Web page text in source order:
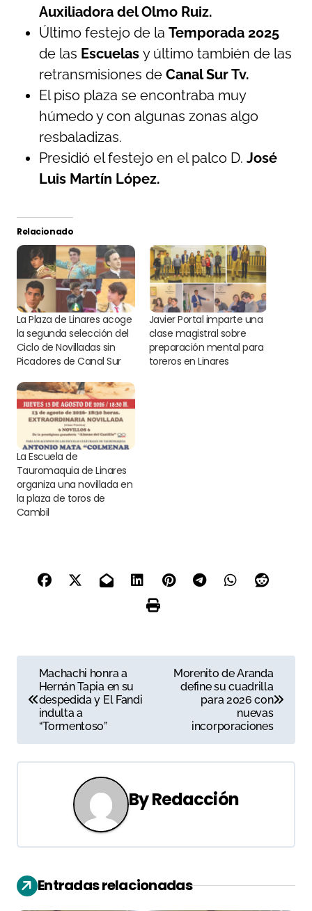
Auxiliadora del Olmo Ruiz.
Último festejo de la Temporada 2025
de las Escuelas y último también de las
retransmisiones de Canal Sur Tv.
El piso plaza se encontraba muy
húmedo y con algunas zonas algo
resbaladizas.
Presidió el festejo en el palco D. José
Luis Martín López.
Relacionado
La Plaza de Linares acoge
la segunda selección del
Ciclo de Novilladas sin
Picadores de Canal Sur
Javier Portal imparte una
clase magistral sobre
preparación mental para
toreros en Linares
La Escuela de
Tauromaquia de Linares
organiza una novillada en
la plaza de toros de
Cambil
a
e
c
i
ó
Machachi honra a
Hernán Tapia en su
despedida y El Fandi
indulta a
“Tormentoso”
Morenito de Aranda
define su cuadrilla
para 2026 con
nuevas
incorporaciones
ByRedacción
Entradas relacionadas